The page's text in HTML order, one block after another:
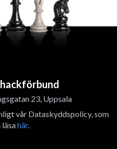
23, Uppsala
vår Dataskyddspolicy, som
läsahär.